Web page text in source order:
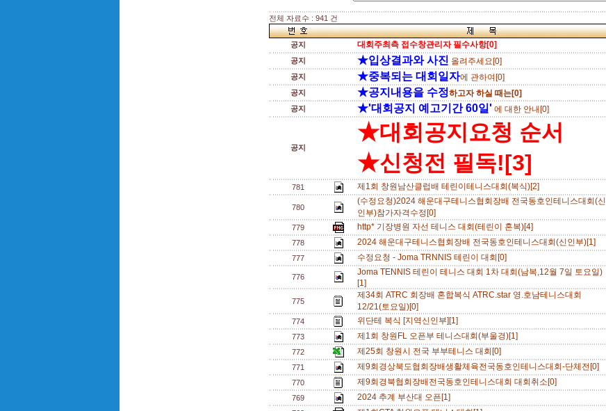
전체 자료수 : 941 건
공지 대회주최측 접수창관리자 필수사항[0]
공지
★입상결과와 사진 올려주세요[0]
공지
★중복되는 대회일자에 관하여[0]
공지
★공지내용을 수정하고자 하실 때는[0]
공지
★'대회공지 예고기간 60일' 에 대한 안내[0]
공지
★대회공지요청 순서
★신청전 필독![3]
781 제1회 창원남산클럽배 테린이테니스대회(복식)[2]
780
(수정요청)2024 해운대구테니스협회장배 전국동호인테니스대회(신
인부)참가자격수정[0]
779 http* 기장병원 자선 테니스 대회(테린이 혼복)[4]
778
2024 해운대구테니스협회장배 전국동호인테니스대회(신인부)[1]
777
수정요청 - Joma TRNNIS 테린이 대회[0]
776
Joma TENNIS 테린이 테니스 대회 1차 대회(남복,12월 7일 토요일)
[1]
775
제34회 ATRC 회장배 혼합복식 ATRC.star 영.호남테니스대회
12/21(토요일)[0]
774 위단테 복식 [지역신인부][1]
773
제1회 창원FL 오픈부 테니스대회(부울경)[1]
772
제25회 창원시 전국 부부테니스 대회[0]
771
제9회경상북도협회장배생활체육전국동호인테니스대회-단체전[0]
770
제9회경북협회장배전국동호인테니스대회 대회취소[0]
769
2024 추계 부산대 오픈[1]